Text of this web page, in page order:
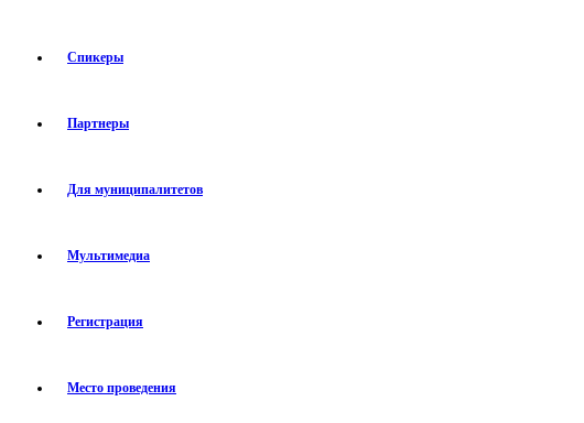
Спикеры
Партнеры
Для муниципалитетов
Мультимедиа
Регистрация
Место проведения